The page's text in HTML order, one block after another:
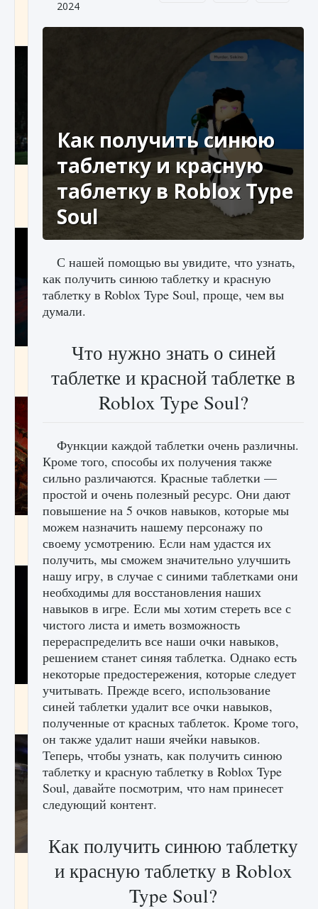
игре Creatures of Ava
9 августа 2024 1 164 0 0
Как исправить ошибку EA FC 25 beta,
которая не работает
9 августа 2024 0
Как создавать предметы в Creatures of Ava
9 августа 2024 1 266 0 0
Как найти Гробницу Изгоев в Diablo 4
9 августа 2024 1 337 0 0
Как получить Thunder Egg в Stardew Valley
9 августа 2024 1 244 0 0
Как исправить неработающие награды For
Honor
1 205 0
2024
Как получить синюю
таблетку и красную
таблетку в Roblox Type
Soul
С нашей помощью вы увидите, что узнать,
как получить синюю таблетку и красную
таблетку в Roblox Type Soul, проще, чем вы
думали.
Что нужно знать о синей
таблетке и красной таблетке в
Roblox Type Soul?
Функции каждой таблетки очень различны.
Кроме того, способы их получения также
сильно различаются. Красные таблетки —
простой и очень полезный ресурс. Они дают
повышение на 5 очков навыков, которые мы
можем назначить нашему персонажу по
своему усмотрению. Если нам удастся их
получить, мы сможем значительно улучшить
нашу игру, в случае с синими таблетками они
необходимы для восстановления наших
навыков в игре. Если мы хотим стереть все с
чистого листа и иметь возможность
перераспределить все наши очки навыков,
решением станет синяя таблетка. Однако есть
некоторые предостережения, которые следует
учитывать. Прежде всего, использование
синей таблетки удалит все очки навыков,
полученные от красных таблеток. Кроме того,
он также удалит наши ячейки навыков.
Теперь, чтобы узнать, как получить синюю
таблетку и красную таблетку в Roblox Type
Soul, давайте посмотрим, что нам принесет
следующий контент.
Как получить синюю таблетку
и красную таблетку в Roblox
Type Soul?